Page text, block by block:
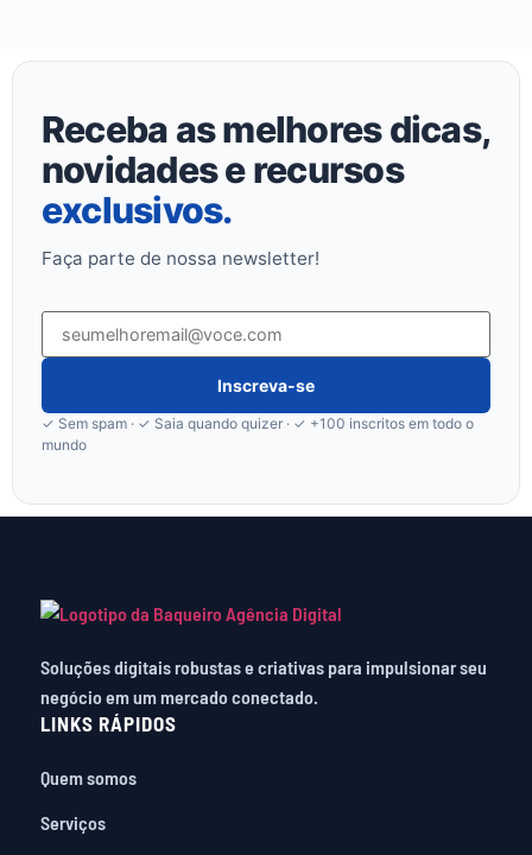
Receba as melhores dicas,
novidades e recursos
exclusivos.
Faça parte de nossa newsletter!
Inscreva-se
✓ Sem spam · ✓ Saia quando quizer · ✓ +100 inscritos em todo o
mundo
Soluções digitais robustas e criativas para impulsionar seu
negócio em um mercado conectado.
LINKS RÁPIDOS
Quem somos
Serviços